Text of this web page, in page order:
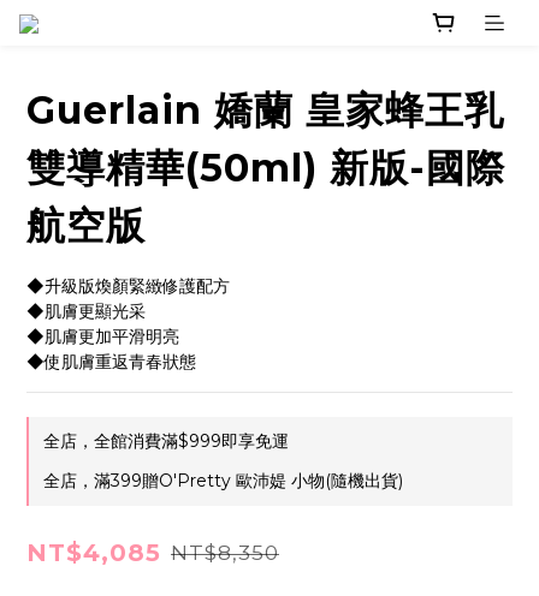
Guerlain 嬌蘭 皇家蜂王乳
雙導精華(50ml) 新版-國際
航空版
◆升級版煥顏緊緻修護配方
◆肌膚更顯光采
◆肌膚更加平滑明亮
◆使肌膚重返青春狀態
全店，全館消費滿$999即享免運
全店，滿399贈O'Pretty 歐沛媞 小物(隨機出貨)
NT$4,085 NT$8,350